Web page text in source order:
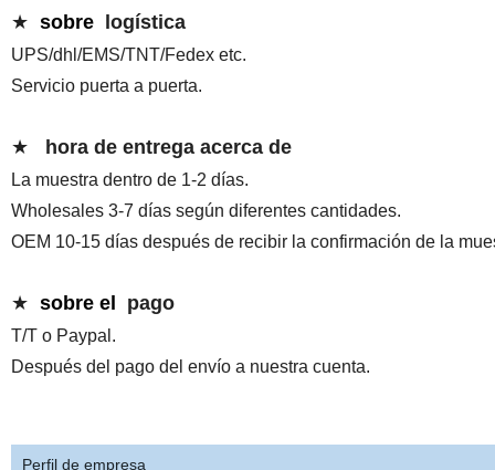
★ sobre logística
UPS/dhl/EMS/TNT/Fedex etc.
Servicio puerta a puerta.
★ hora de entrega acerca de
La muestra dentro de 1-2 días.
Wholesales 3-7 días según diferentes cantidades.
OEM 10-15 días después de recibir la confirmación de la
★ sobre el pago
T/T o Paypal.
Después del pago del envío a nuestra cuenta.
Perfil de empresa